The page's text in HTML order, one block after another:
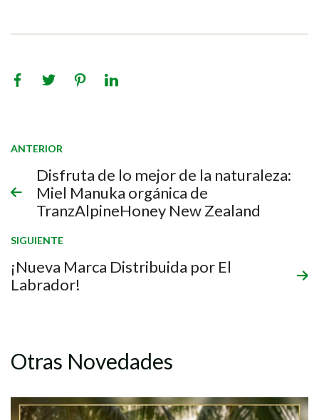
ANTERIOR
Disfruta de lo mejor de la naturaleza:
Miel Manuka orgánica de
TranzAlpineHoney New Zealand
SIGUIENTE
¡Nueva Marca Distribuida por El
Labrador!
Otras Novedades